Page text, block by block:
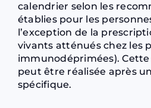
calendrier selon les
établies pour les
l’exception de la
vivants atténués chez les
immunodéprimées).
peut être réalisée après
spécifique.